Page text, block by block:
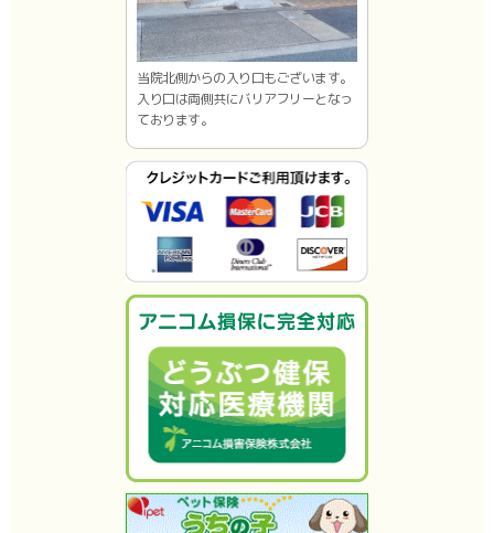
当院北側からの入り口もございます。
入り口は両側共にバリアフリーとなっ
ております。